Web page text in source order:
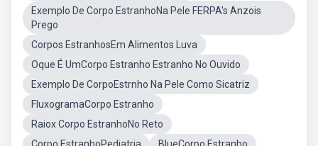
Exemplo De Corpo EstranhoNa Pele FERPA's Anzois
Prego
Corpos EstranhosEm Alimentos Luva
Oque É UmCorpo Estranho Estranho No Ouvido
Exemplo De CorpoEstrnho Na Pele Como Sicatriz
FluxogramaCorpo Estranho
Raiox Corpo EstranhoNo Reto